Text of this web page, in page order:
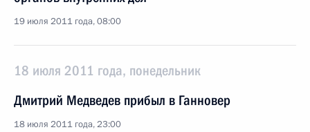
19 июля 2011 года, 08:00
18 июля 2011 года, понедельник
Дмитрий Медведев прибыл в Ганновер
18 июля 2011 года, 23:00